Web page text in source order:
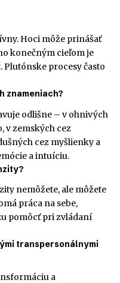
Hoci môže prinášať
konečným cieľom je
procesy často
znameniach?
odlišne – v ohnivých
v zemských cez
cez myšlienky a
a intuíciu.
nemôžete, ale môžete
práca na sebe,
pomôcť pri zvládaní
transpersonálnymi
a